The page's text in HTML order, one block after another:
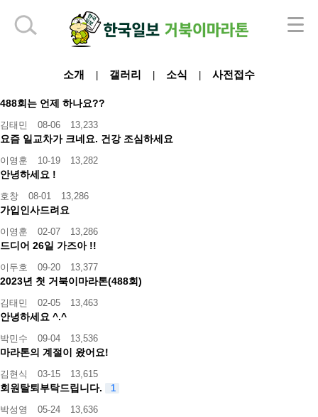
소개 갤러리 소식 사전접수
488회는 언제 하나요??
김태민 08-06 13,233
요즘 일교차가 크네요. 건강 조심하세요
이영훈 10-19 13,282
안녕하세요 !
호창 08-01 13,286
가입인사드려요
이영훈 02-07 13,286
드디어 26일 가즈아 !!
이두호 09-20 13,377
2023년 첫 거북이마라톤(488회)
김태민 02-05 13,463
안녕하세요 ^.^
박민수 09-04 13,536
마라톤의 계절이 왔어요!
김현식 03-15 13,615
회원탈퇴부탁드립니다.
1
박성영
05-24 13,636
하단 영역